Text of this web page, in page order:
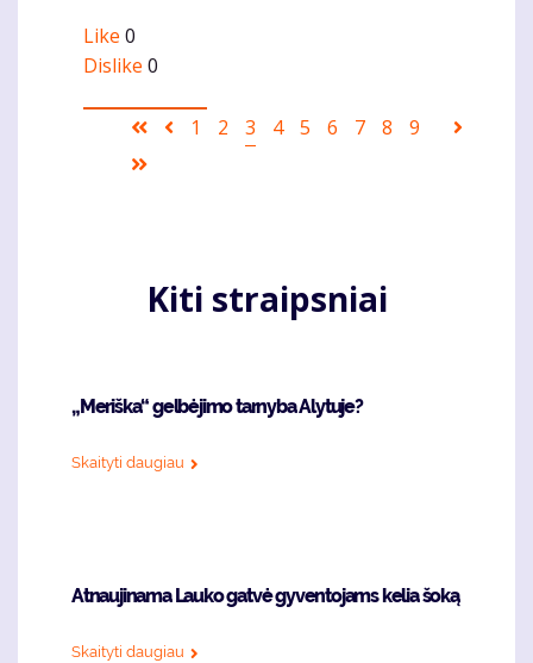
Like 0
Dislike 0
Pagination
First Ankstesnis
Puslapis
1 Puslapis
2
Current
3 Puslapis
4 Puslapis
5 Puslapis
6 Puslapis
7 Puslapis
8 Puslapis
9
Kiti straipsniai
„Meriška“ gelbėjimo tarnyba Alytuje?
Skaityti daugiau
Atnaujinama Lauko gatvė gyventojams kelia šoką
Skaityti daugiau